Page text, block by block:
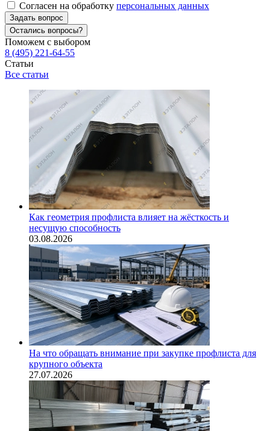
Согласен на обработку персональных данных
Задать вопрос
Остались вопросы?
Поможем с выбором
8 (495) 221-64-55
Статьи
Все статьи
Как геометрия профлиста влияет на жёсткость и
несущую способность
03.08.2026
На что обращать внимание при закупке профлиста для
крупного объекта
27.07.2026